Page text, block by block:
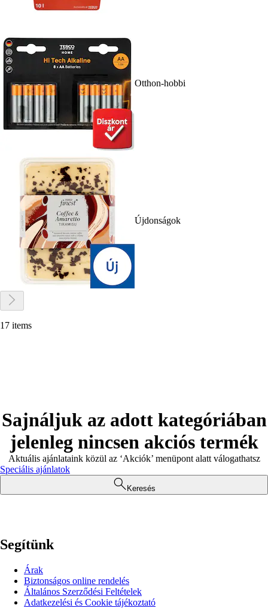
Otthon-hobbi
Újdonságok
17 items
Sajnáljuk az adott kategóriában
jelenleg nincsen akciós termék
Aktuális ajánlataink közül az ‘Akciók’ menüpont alatt válogathatsz
Speciális ajánlatok
Keresés
Segítünk
Árak
Biztonságos online rendelés
Általános Szerződési Feltételek
Adatkezelési és Cookie tájékoztató